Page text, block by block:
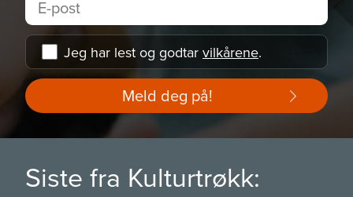
Jeg har lest og godtar vilkårene.
Meld deg på!
Siste fra Kulturtrøkk: